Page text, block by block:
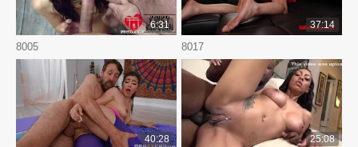
8005
6:31
8017
37:14
40:28 25:08